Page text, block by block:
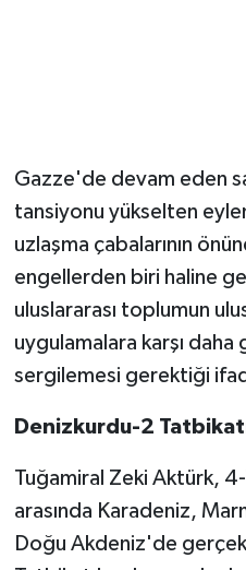
Gazze'de devam eden
tansiyonu yükselten
uzlaşma çabalarının
engellerden biri haline
uluslararası toplumun
uygulamalara karşı daha
sergilemesi gerektiği
Denizkurdu-2
Tuğamiral Zeki Aktürk,
arasında Karadeniz,
Doğu Akdeniz'de